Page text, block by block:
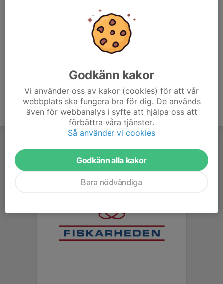
Godkänn kakor
Vi använder oss av kakor (cookies) för att vår
webbplats ska fungera bra för dig. De används
även för webbanalys i syfte att hjälpa oss att
förbättra våra tjänster.
Så använder vi cookies
Godkänn alla kakor
Bara nödvändiga